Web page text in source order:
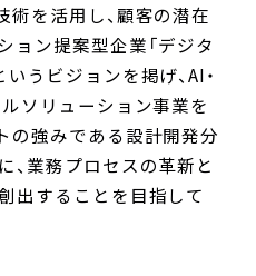
術を活用し、顧客の潜在
ョン提案型企業「デジタ
うビジョンを掲げ、AI・
ソリューション事業を
の強みである設計開発分
、業務プロセスの革新と
出することを目指して